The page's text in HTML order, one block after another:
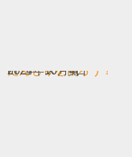
だんじりを作ろう！
In コース一覧
2024年10月4日